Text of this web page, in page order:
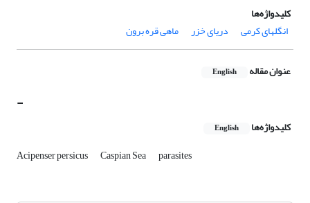
کلیدواژه‌ها
انگلهای کرمی
دریای خزر ماهی قره برون
عنوان مقاله English
-
کلیدواژه‌ها English
Acipenser persicus Caspian Sea parasites